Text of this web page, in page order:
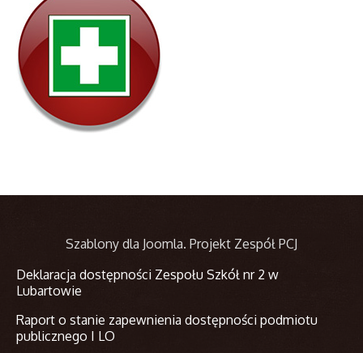
Szablony dla Joomla. Projekt Zespół PCJ
Deklaracja dostępności Zespołu Szkół nr 2 w
Lubartowie
Raport o stanie zapewnienia dostępności podmiotu
publicznego I LO